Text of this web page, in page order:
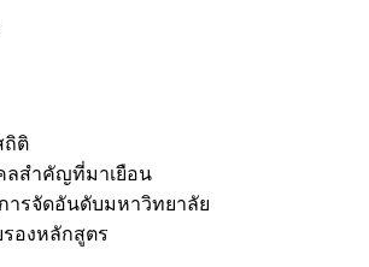
ถิติ
ลสำคัญที่มาเยือน
การจัดอันดับมหาวิทยาลัย
รองหลักสูตร